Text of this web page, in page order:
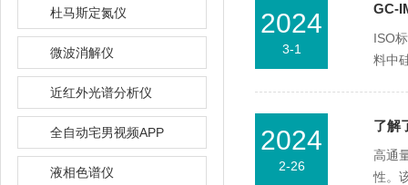
杜马斯定氮仪
微波消解仪
近红外光谱分析仪
全自动宅男视频APP
液相色谱仪
2024
3-1
GC-
ISO
料中
2024
2-26
了解
高通
性